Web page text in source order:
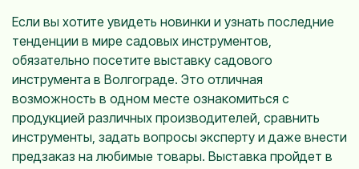
Если вы хотите увидеть новинки и узнать последние
тенденции в мире садовых инструментов,
обязательно посетите выставку садового
инструмента в Волгограде. Это отличная
возможность в одном месте ознакомиться с
продукцией различных производителей, сравнить
инструменты, задать вопросы эксперту и даже внести
предзаказ на любимые товары. Выставка пройдет в